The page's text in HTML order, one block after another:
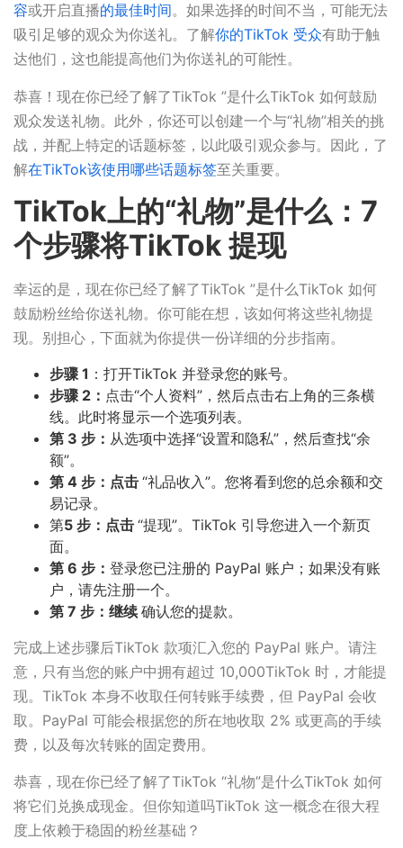
容或开启直播的最佳时间。如果选择的时间不当，可能无法
吸引足够的观众为你送礼。了解你的TikTok 受众有助于触
达他们，这也能提高他们为你送礼的可能性。
恭喜！现在你已经了解了TikTok ”是什么TikTok 如何鼓励
观众发送礼物。此外，你还可以创建一个与“礼物”相关的挑
战，并配上特定的话题标签，以此吸引观众参与。因此，了
解在TikTok该使用哪些话题标签至关重要。
TikTok上的“礼物”是什么：7
个步骤将TikTok 提现
幸运的是，现在你已经了解了TikTok ”是什么TikTok 如何
鼓励粉丝给你送礼物。你可能在想，该如何将这些礼物提
现。别担心，下面就为你提供一份详细的分步指南。
步骤 1 ：打开TikTok 并登录您的账号。
步骤 2： 点击“个人资料”，然后点击右上角的三条横
线。此时将显示一个选项列表。
第 3 步： 从选项中选择“设置和隐私”，然后查找“余
额”。
第 4 步：点击 “礼品收入”。您将看到您的总余额和交
易记录。
第5 步：点击 “提现”。TikTok 引导您进入一个新页
面。
第 6 步： 登录您已注册的 PayPal 账户；如果没有账
户，请先注册一个。
第 7 步：继续确认您的提款。
完成上述步骤后TikTok 款项汇入您的 PayPal 账户。请注
意，只有当您的账户中拥有超过 10,000TikTok 时，才能提
现。TikTok 本身不收取任何转账手续费，但 PayPal 会收
取。PayPal 可能会根据您的所在地收取 2% 或更高的手续
费，以及每次转账的固定费用。
恭喜，现在你已经了解了TikTok “礼物”是什么TikTok 如何
将它们兑换成现金。但你知道吗TikTok 这一概念在很大程
度上依赖于稳固的粉丝基础？